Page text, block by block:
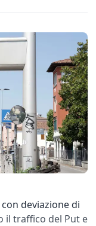
deviazione di
il traffico del Put e